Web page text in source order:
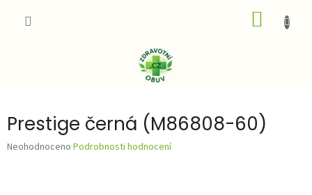
KOŠÍK
Prestige černá (M86808-60)
Průměrné
Neohodnoceno Podrobnosti hodnocení